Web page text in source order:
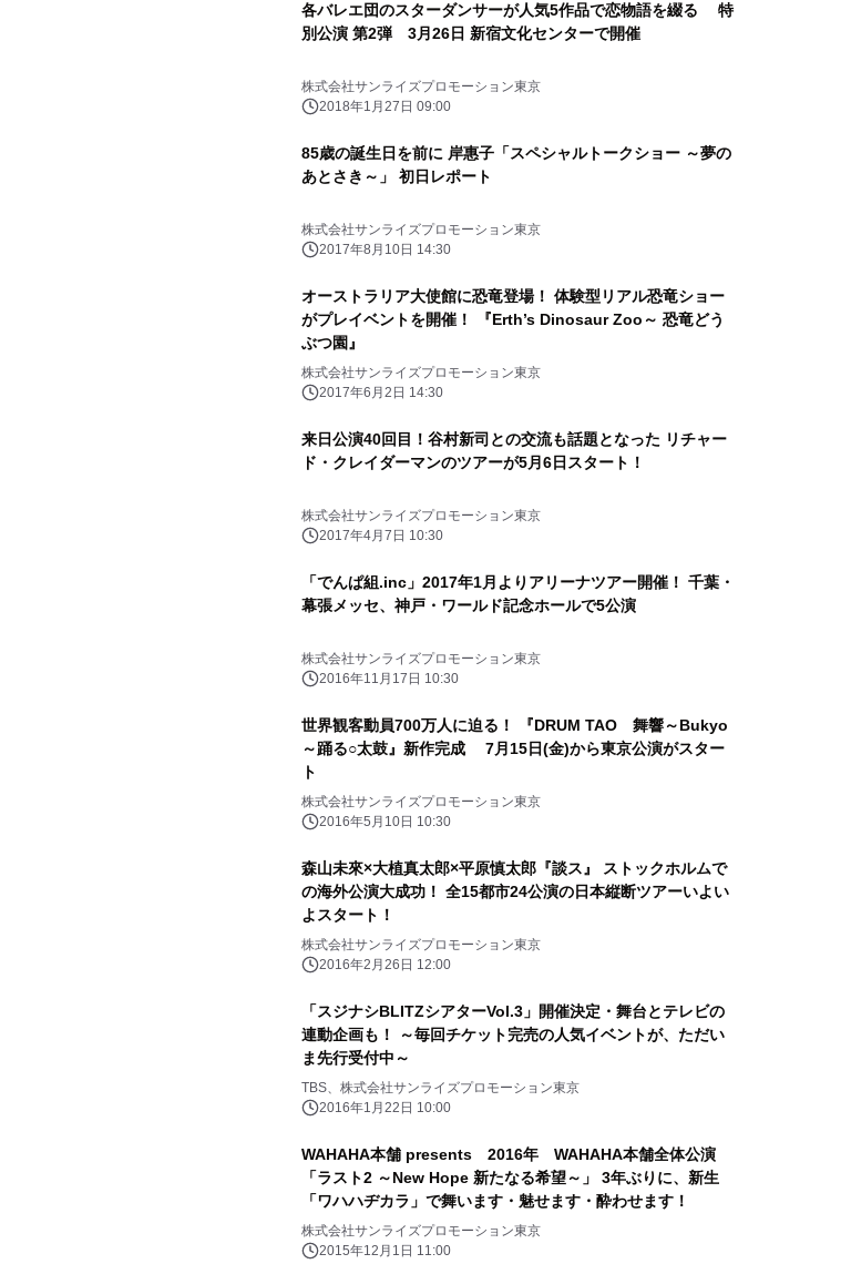
各バレエ団のスターダンサーが人気5作品で恋物語を綴る 特
別公演 第2弾 3月26日 新宿文化センターで開催
株式会社サンライズプロモーション東京
2018年1月27日 09:00
85歳の誕生日を前に 岸惠子「スペシャルトークショー ～夢の
あとさき～」 初日レポート
株式会社サンライズプロモーション東京
2017年8月10日 14:30
オーストラリア大使館に恐竜登場！ 体験型リアル恐竜ショー
がプレイベントを開催！ 『Erth’s Dinosaur Zoo～ 恐竜どう
ぶつ園』
株式会社サンライズプロモーション東京
2017年6月2日 14:30
来日公演40回目！谷村新司との交流も話題となった リチャー
ド・クレイダーマンのツアーが5月6日スタート！
株式会社サンライズプロモーション東京
2017年4月7日 10:30
「でんぱ組.inc」2017年1月よりアリーナツアー開催！ 千葉・
幕張メッセ、神戸・ワールド記念ホールで5公演
株式会社サンライズプロモーション東京
2016年11月17日 10:30
世界観客動員700万人に迫る！ 『DRUM TAO 舞響～Bukyo
～踊る○太鼓』新作完成 7月15日(金)から東京公演がスター
ト
株式会社サンライズプロモーション東京
2016年5月10日 10:30
森山未來×大植真太郎×平原慎太郎『談ス』 ストックホルムで
の海外公演大成功！ 全15都市24公演の日本縦断ツアーいよい
よスタート！
株式会社サンライズプロモーション東京
2016年2月26日 12:00
「スジナシBLITZシアターVol.3」開催決定・舞台とテレビの
連動企画も！ ～毎回チケット完売の人気イベントが、ただい
ま先行受付中～
TBS、株式会社サンライズプロモーション東京
2016年1月22日 10:00
WAHAHA本舗 presents 2016年 WAHAHA本舗全体公演
「ラスト2 ～New Hope 新たなる希望～」 3年ぶりに、新生
「ワハハヂカラ」で舞います・魅せます・酔わせます！
株式会社サンライズプロモーション東京
2015年12月1日 11:00